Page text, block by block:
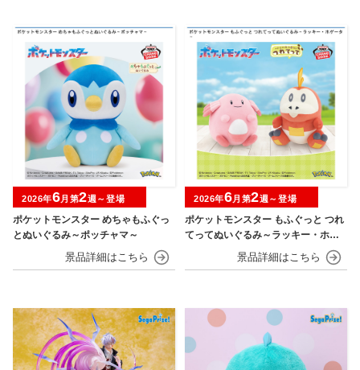
ポケットモンスター めちゃもふぐっ
とぬいぐるみ～ポッチャマ～
2026年6月第2週～登場
ポケットモンスター もふぐっと つれ
てってぬいぐるみ～ラッキー・ホゲ
2026年6月第2週～登場